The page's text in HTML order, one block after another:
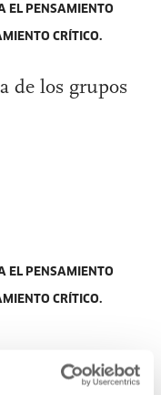
EL PENSAMIENTO
CRÍTICO.
de los grupos
EL PENSAMIENTO
CRÍTICO.